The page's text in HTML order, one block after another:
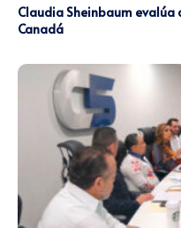
Claudia Sheinbaum evalúa
Canadá